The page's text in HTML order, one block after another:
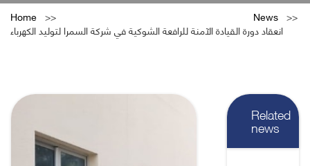
Home
News
انعقاد دورة القيادة الآمنة للرافعة الشوكية في شركة السمرا لتوليد الكهرباء
Related
news